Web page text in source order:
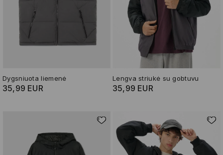
Dygsniuota liemenė
35,99 EUR
Lengva striukė su gobtuvu
35,99 EUR